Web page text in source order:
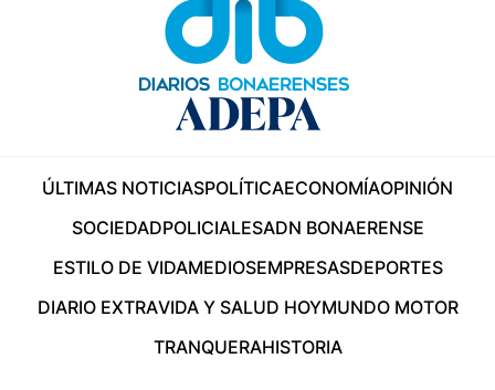
ÚLTIMAS NOTICIASPOLÍTICAECONOMÍAOPINIÓN
SOCIEDADPOLICIALESADN BONAERENSE
ESTILO DE VIDAMEDIOSEMPRESASDEPORTES
DIARIO EXTRAVIDA Y SALUD HOYMUNDO MOTOR
TRANQUERAHISTORIA